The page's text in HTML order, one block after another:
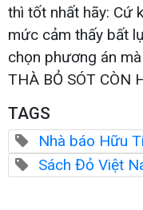
thì tốt nhất hãy: Cứ
mức cảm thấy bất
chọn phương án
THÀ BỎ SÓT CÒN
TAGS
Nhà báo Hữu
Sách Đỏ Việt